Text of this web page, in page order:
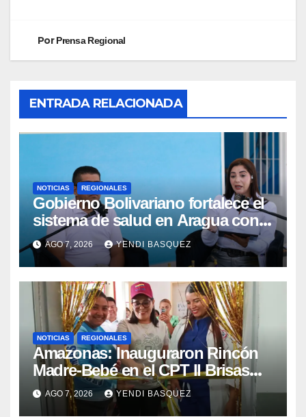
PorPrensa Regional
ENTRADA RELACIONADA
NOTICIAS REGIONALES
Gobierno Bolivariano fortalece el
sistema de salud en Aragua con
la reinauguración del CDI La Mora
AGO 7, 2026 YENDI BASQUEZ
NOTICIAS REGIONALES
​Amazonas: Inauguraron Rincón
Madre-Bebé en el CPT II Brisas
del Aeropuerto ​Inauguraron
Rincón
AGO 7, 2026 YENDI BASQUEZ